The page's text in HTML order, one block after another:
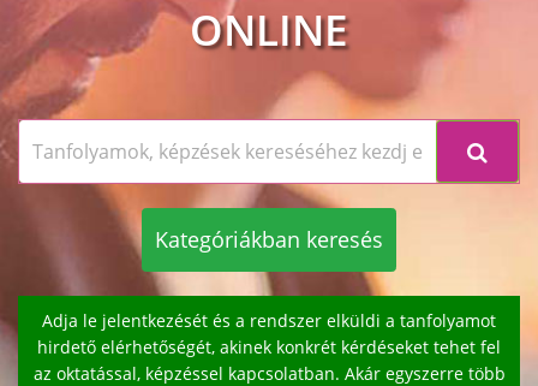
ONLINE
Kategóriákban keresés
Adja le jelentkezését és a rendszer elküldi a tanfolyamot
hirdető elérhetőségét, akinek konkrét kérdéseket tehet fel
az oktatással, képzéssel kapcsolatban. Akár egyszerre több